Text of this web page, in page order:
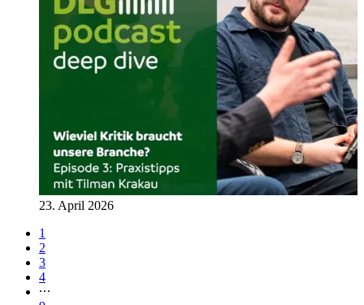
23. April 2026
1
2
3
4